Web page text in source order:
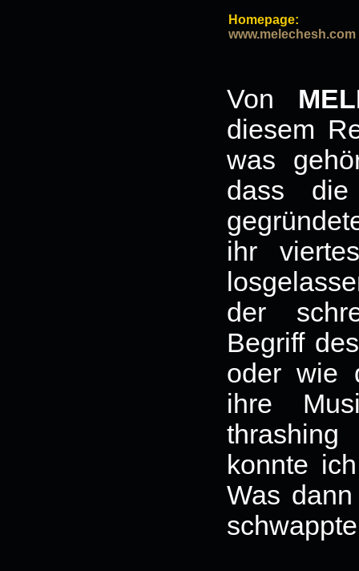
Homepage:
www.melechesh.com
Von
diesem
was
dass die
ihr
der
Begriff
oder wie
ihre
konnte
Was